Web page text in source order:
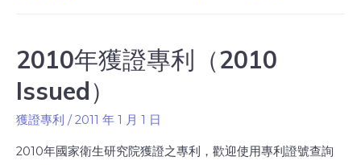
2010年獲證專利（2010
Issued）
獲證專利 /2011 年 1 月 1 日
2010年國家衛生研究院獲證之專利，歡迎使用專利證號查詢